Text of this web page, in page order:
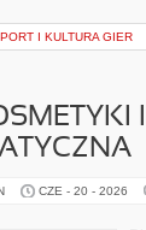
I KULTURA GIER
CZE - 20 - 2026